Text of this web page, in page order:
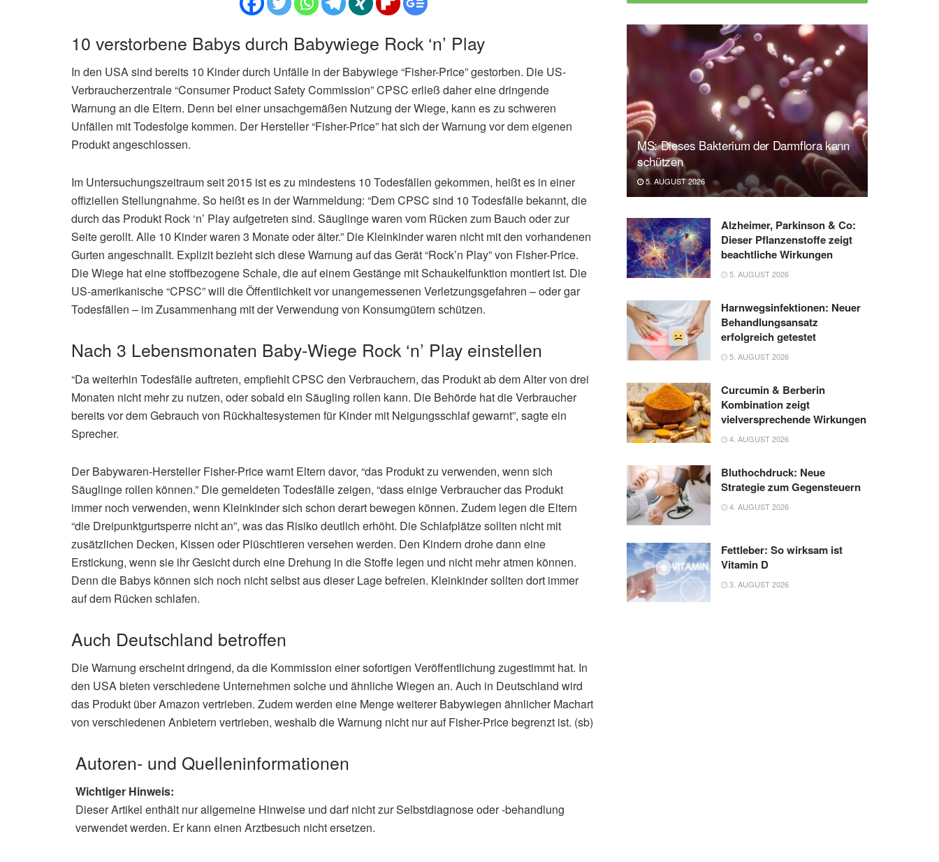
10 verstorbene Babys durch Babywiege Rock ‘n’ Play
In den USA sind bereits 10 Kinder durch Unfälle in der Babywiege “Fisher-Price” gestorben. Die US-
Verbraucherzentrale “Consumer Product Safety Commission” CPSC erließ daher eine dringende
Warnung an die Eltern. Denn bei einer unsachgemäßen Nutzung der Wiege, kann es zu schweren
Unfällen mit Todesfolge kommen. Der Hersteller “Fisher-Price” hat sich der Warnung vor dem eigenen
Produkt angeschlossen.
Im Untersuchungszeitraum seit 2015 ist es zu mindestens 10 Todesfällen gekommen, heißt es in einer
offiziellen Stellungnahme. So heißt es in der Warnmeldung: “Dem CPSC sind 10 Todesfälle bekannt, die
durch das Produkt Rock ‘n’ Play aufgetreten sind. Säuglinge waren vom Rücken zum Bauch oder zur
Seite gerollt. Alle 10 Kinder waren 3 Monate oder älter.” Die Kleinkinder waren nicht mit den vorhandenen
Gurten angeschnallt. Explizit bezieht sich diese Warnung auf das Gerät “Rock’n Play” von Fisher-Price.
Die Wiege hat eine stoffbezogene Schale, die auf einem Gestänge mit Schaukelfunktion montiert ist. Die
US-amerikanische “CPSC” will die Öffentlichkeit vor unangemessenen Verletzungsgefahren – oder gar
Todesfällen – im Zusammenhang mit der Verwendung von Konsumgütern schützen.
Nach 3 Lebensmonaten Baby-Wiege Rock ‘n’ Play einstellen
“Da weiterhin Todesfälle auftreten, empfiehlt CPSC den Verbrauchern, das Produkt ab dem Alter von drei
Monaten nicht mehr zu nutzen, oder sobald ein Säugling rollen kann. Die Behörde hat die Verbraucher
bereits vor dem Gebrauch von Rückhaltesystemen für Kinder mit Neigungsschlaf gewarnt”, sagte ein
Sprecher.
Der Babywaren-Hersteller Fisher-Price warnt Eltern davor, “das Produkt zu verwenden, wenn sich
Säuglinge rollen können.” Die gemeldeten Todesfälle zeigen, “dass einige Verbraucher das Produkt
immer noch verwenden, wenn Kleinkinder sich schon derart bewegen können. Zudem legen die Eltern
“die Dreipunktgurtsperre nicht an”, was das Risiko deutlich erhöht. Die Schlafplätze sollten nicht mit
zusätzlichen Decken, Kissen oder Plüschtieren versehen werden. Den Kindern drohe dann eine
Erstickung, wenn sie ihr Gesicht durch eine Drehung in die Stoffe legen und nicht mehr atmen können.
Denn die Babys können sich noch nicht selbst aus dieser Lage befreien. Kleinkinder sollten dort immer
auf dem Rücken schlafen.
Auch Deutschland betroffen
Die Warnung erscheint dringend, da die Kommission einer sofortigen Veröffentlichung zugestimmt hat. In
den USA bieten verschiedene Unternehmen solche und ähnliche Wiegen an. Auch in Deutschland wird
das Produkt über Amazon vertrieben. Zudem werden eine Menge weiterer Babywiegen ähnlicher Machart
von verschiedenen Anbietern vertrieben, weshalb die Warnung nicht nur auf Fisher-Price begrenzt ist. (sb)
Autoren- und Quelleninformationen
Wichtiger Hinweis:
Dieser Artikel enthält nur allgemeine Hinweise und darf nicht zur Selbstdiagnose oder -behandlung
verwendet werden. Er kann einen Arztbesuch nicht ersetzen.
MS: Dieses Bakterium der Darmflora kann
schützen
5. AUGUST 2026
Alzheimer, Parkinson & Co:
Dieser Pflanzenstoffe zeigt
beachtliche Wirkungen
5. AUGUST 2026
Harnwegsinfektionen: Neuer
Behandlungsansatz
erfolgreich getestet
5. AUGUST 2026
Curcumin & Berberin
Kombination zeigt
vielversprechende Wirkungen
4. AUGUST 2026
Bluthochdruck: Neue
Strategie zum Gegensteuern
4. AUGUST 2026
Fettleber: So wirksam ist
Vitamin D
3. AUGUST 2026